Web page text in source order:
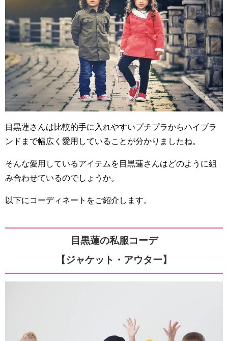
目黒蓮さんは比較的手に入れやすいプチプラからハイブラ
ンドまで幅広く愛用していることが分かりましたね。
そんな愛用しているアイテムを目黒蓮さんはどのように組
み合わせているのでしょうか。
以下にコーディネートをご紹介します。
目黒蓮の私服コーデ
【ジャケット・アウター】